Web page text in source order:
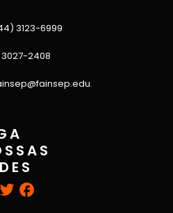
3123-6999
2408